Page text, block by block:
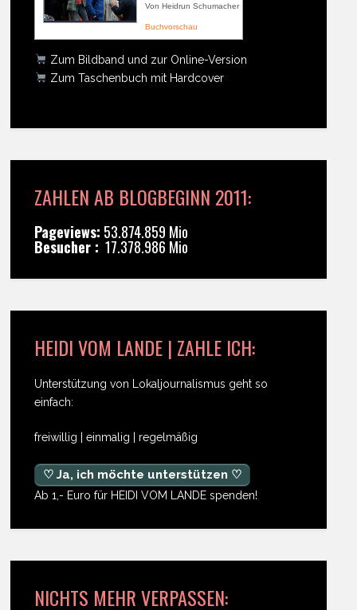
Von Heidrun Schumacher
Buchvorschau
Zum Bildband und zur Online-Version
Zum Taschenbuch mit Hardcover
ZAHLEN AB BLOGBEGINN 2011:
Pageviews: 53.874.859 Mio
Besucher : 17.378.986 Mio
HEIDI VOM LANDE | ZAHLE ICH:
Unterstützung von Lokaljournalismus geht so
einfach:
freiwillig | einmalig | regelmäßig
♡ Ja, ich möchte unterstützen ♡
Ab 1,- Euro für HEIDI VOM LANDE spenden!
NICHTS MEHR VERPASSEN: